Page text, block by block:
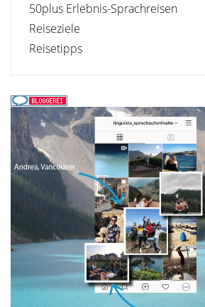
50plus Erlebnis-Sprachreisen
Reiseziele
Reisetipps